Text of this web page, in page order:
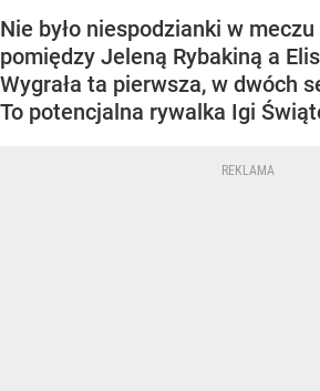
Nie było niespodzianki w
pomiędzy Jeleną Rybakiną a
Wygrała ta pierwsza, w dwóch
To potencjalna rywalka Igi